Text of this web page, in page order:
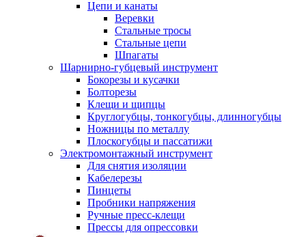
Цепи и канаты
Веревки
Стальные тросы
Стальные цепи
Шпагаты
Шарнирно-губцевый инструмент
Бокорезы и кусачки
Болторезы
Клещи и щипцы
Круглогубцы, тонкогубцы, длинногубцы
Ножницы по металлу
Плоскогубцы и пассатижи
Электромонтажный инструмент
Для снятия изоляции
Кабелерезы
Пинцеты
Пробники напряжения
Ручные пресс-клещи
Прессы для опрессовки